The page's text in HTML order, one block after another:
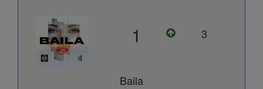
1 3
Baila